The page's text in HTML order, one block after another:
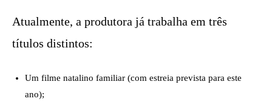
Atualmente, a produtora já trabalha em três
títulos distintos:
Um filme natalino familiar (com estreia prevista para este
ano);